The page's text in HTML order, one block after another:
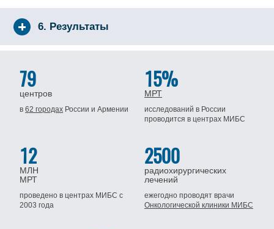
6. Результаты
79
центров
в62 городах Россиии Армении
15%
МРТ
исследований в России
проводится в центрах МИБС
12
МЛН
МРТ
проведено в центрах МИБСс
2003 года
2500
радиохирургических
лечений
ежегодно проводят врачи
Онкологической клиники МИБС